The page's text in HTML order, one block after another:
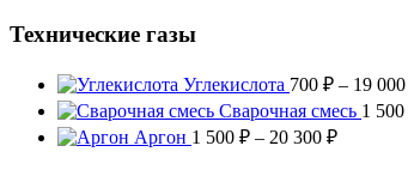
Технические газы
Углекислота 700 ₽ – 19 000
Сварочная смесь 1 500
Аргон 1 500 ₽ – 20 300 ₽Диапазон